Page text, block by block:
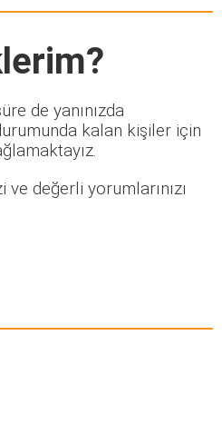
de yanınızda
kalan kişiler için
değerli yorumlarınızı